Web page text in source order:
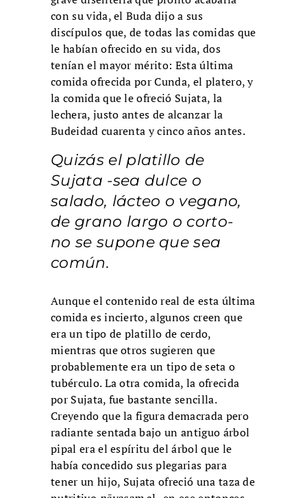
con su vida, el Buda dijo a sus
discípulos que, de todas las comidas que
le habían ofrecido en su vida, dos
tenían el mayor mérito: Esta última
comida ofrecida por Cunda, el platero, y
la comida que le ofreció Sujata, la
lechera, justo antes de alcanzar la
Budeidad cuarenta y cinco años antes.
Quizás el platillo de
Sujata -sea dulce o
salado, lácteo o vegano,
de grano largo o corto-
no se supone que sea
común.
Aunque el contenido real de esta última
comida es incierto, algunos creen que
era un tipo de platillo de cerdo,
mientras que otros sugieren que
probablemente era un tipo de seta o
tubérculo. La otra comida, la ofrecida
por Sujata, fue bastante sencilla.
Creyendo que la figura demacrada pero
radiante sentada bajo un antiguo árbol
pipal era el espíritu del árbol que le
había concedido sus plegarias para
tener un hijo, Sujata ofreció una taza de